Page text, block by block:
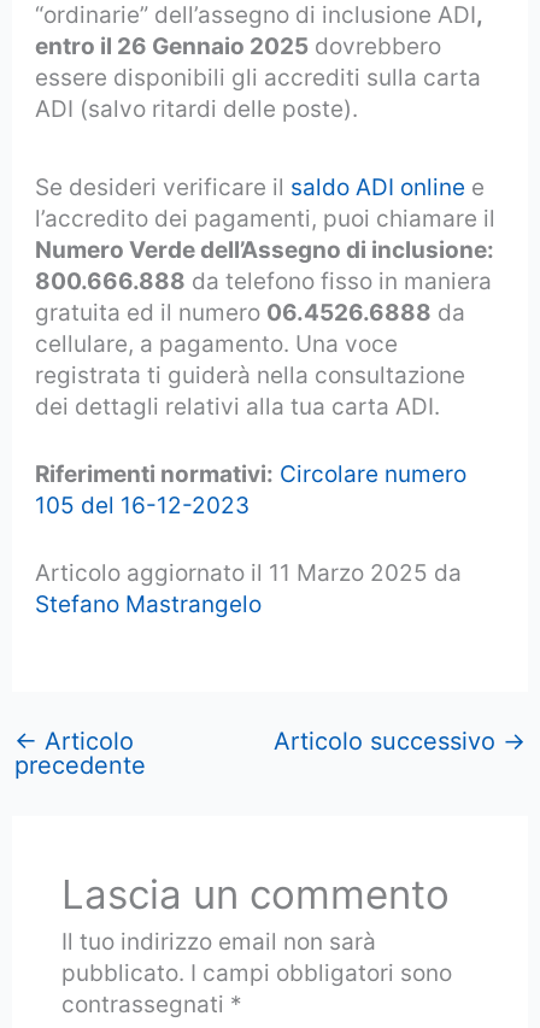
“ordinarie” dell’assegno di inclusione ADI,
entro il 26 Gennaio 2025 dovrebbero
essere disponibili gli accrediti sulla carta
ADI (salvo ritardi delle poste).
Se desideri verificare il saldo ADI online e
l’accredito dei pagamenti, puoi chiamare il
Numero Verde dell’Assegno di inclusione:
800.666.888 da telefono fisso in maniera
gratuita ed il numero 06.4526.6888 da
cellulare, a pagamento. Una voce
registrata ti guiderà nella consultazione
dei dettagli relativi alla tua carta ADI.
Riferimenti normativi: Circolare numero
105 del 16-12-2023
Articolo aggiornato il 11 Marzo 2025 da
Stefano Mastrangelo
← Articolo
precedente
Articolo successivo →
Lascia un commento
Il tuo indirizzo email non sarà
pubblicato. I campi obbligatori sono
contrassegnati *